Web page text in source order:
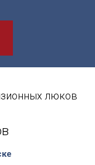
люков